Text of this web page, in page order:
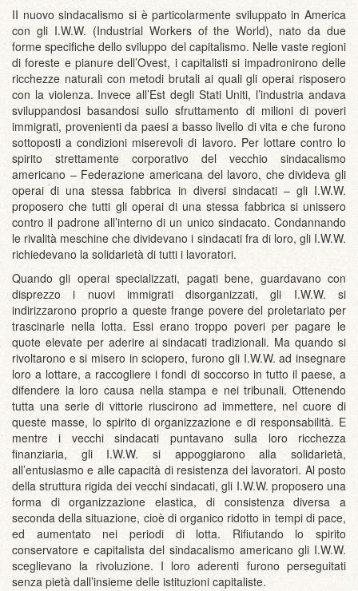
II nuovo sindacalismo si è particolarmente sviluppato in America
con gli I.W.W. (Industrial Workers of the World), nato da due
forme specifiche dello sviluppo del capitalismo. Nelle vaste regioni
di foreste e pianure dell’Ovest, i capitalisti si impadronirono delle
ricchezze naturali con metodi brutali ai quali gli operai risposero
con la violenza. Invece all’Est degli Stati Uniti, l’industria andava
sviluppandosi basandosi sullo sfruttamento di milioni di poveri
immigrati, provenienti da paesi a basso livello di vita e che furono
sottoposti a condizioni miserevoli di lavoro. Per lottare contro lo
spirito strettamente corporativo del vecchio sindacalismo
americano – Federazione americana del lavoro, che divideva gli
operai di una stessa fabbrica in diversi sindacati – gli I.W.W.
proposero che tutti gli operai di una stessa fabbrica si unissero
contro il padrone all’interno di un unico sindacato. Condannando
le rivalità meschine che dividevano i sindacati fra di loro, gli I.W.W.
richiedevano la solidarietà di tutti i lavoratori.
Quando gli operai specializzati, pagati bene, guardavano con
disprezzo i nuovi immigrati disorganizzati, gli I.W.W. si
indirizzarono proprio a queste frange povere del proletariato per
trascinarle nella lotta. Essi erano troppo poveri per pagare le
quote elevate per aderire ai sindacati tradizionali. Ma quando si
rivoltarono e si misero in sciopero, furono gli I.W.W. ad insegnare
loro a lottare, a raccogliere i fondi di soccorso in tutto il paese, a
difendere la loro causa nella stampa e nei tribunali. Ottenendo
tutta una serie di vittorie riuscirono ad immettere, nel cuore di
queste masse, lo spirito di organizzazione e di responsabilità. E
mentre i vecchi sindacati puntavano sulla loro ricchezza
finanziaria, gli I.W.W. si appoggiarono alla solidarietà,
all’entusiasmo e alle capacità di resistenza dei lavoratori. Al posto
della struttura rigida dei vecchi sindacati, gli I.W.W. proposero una
forma di organizzazione elastica, di consistenza diversa a
seconda della situazione, cioè di organico ridotto in tempi di pace,
ed aumentato nei periodi di lotta. Rifiutando lo spirito
conservatore e capitalista del sindacalismo americano gli I.W.W.
sceglievano la rivoluzione. I loro aderenti furono perseguitati
senza pietà dall’insieme delle istituzioni capitaliste.